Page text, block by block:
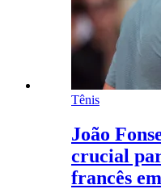
Tênis
João
crucial
francês